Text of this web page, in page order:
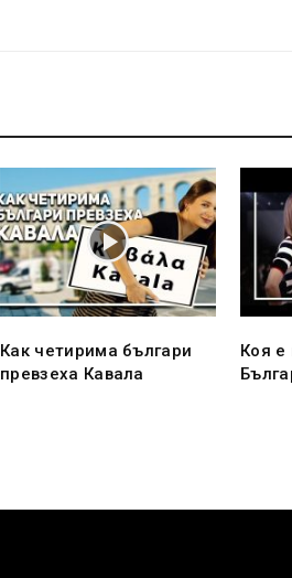
Как четирима българи
превзеха Кавала
Коя е